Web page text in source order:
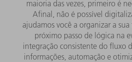
maioria das vezes, primeiro é
Afinal, não é possível
ajudamos você a organizar a
próximo passo de lógica na
integração consistente do fluxo
informações, automação e